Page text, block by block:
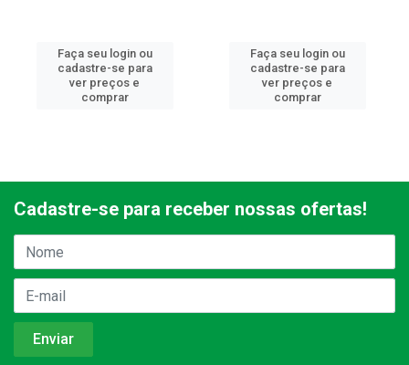
Faça seu login ou
cadastre-se para
ver preços e
comprar
Faça seu login ou
cadastre-se para
ver preços e
comprar
Cadastre-se para receber nossas ofertas!